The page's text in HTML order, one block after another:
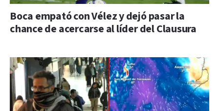
Boca empató con Vélez y dejó pasar la
chance de acercarse al líder del Clausura